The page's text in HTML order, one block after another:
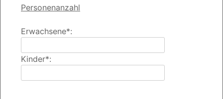
Personenanzahl
Erwachsene*:
Kinder*: